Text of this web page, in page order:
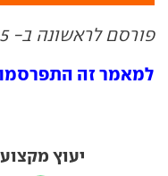
פורסם לראשונה ב- 25.06.25
למאמר זה התפרסמו 3
יעוץ